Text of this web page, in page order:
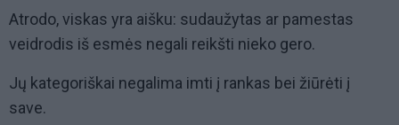
Atrodo, viskas yra aišku: sudaužytas ar pamestas
veidrodis iš esmės negali reikšti nieko gero.
Jų kategoriškai negalima imti į rankas bei žiūrėti į
save.